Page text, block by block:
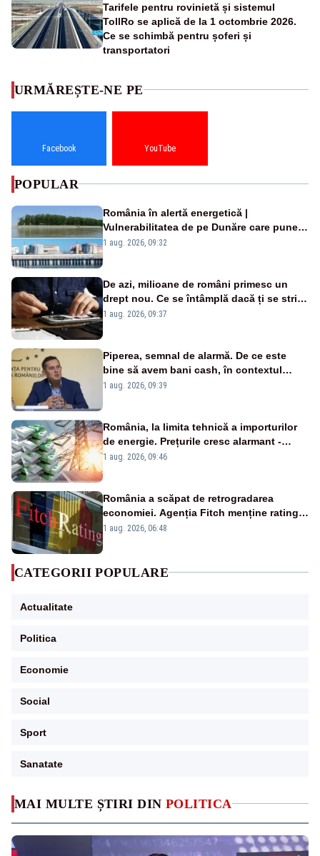
Tarifele pentru rovinietă și sistemul
TollRo se aplică de la 1 octombrie 2026.
Ce se schimbă pentru șoferi și
transportatori
MAI MULTE ȘTIRI DIN POLITICA
URMĂREȘTE-NE PE
Facebook YouTube
POPULAR
România în alertă energetică |
Vulnerabilitatea de pe Dunăre care pune
în pericol Centrala Cernavodă era
1 aug. 2026, 09:32
De azi, milioane de români primesc un
drept nou. Ce se întâmplă dacă ți se strică
un produs
1 aug. 2026, 09:37
Piperea, semnal de alarmă. De ce este
bine să avem bani cash, în contextul
alertei energetice?
1 aug. 2026, 09:39
România, la limita tehnică a importurilor
de energie. Prețurile cresc alarmant -
Analiză Realitatea Plus
1 aug. 2026, 09:46
România a scăpat de retrogradarea
economiei. Agenția Fitch menține ratingul
„BBB-” cu perspectivă negativă
1 aug. 2026, 06:48
CATEGORII POPULARE
Actualitate
Politica
Economie
Social
Sport
Sanatate